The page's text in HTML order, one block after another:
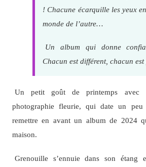
! Chacune écarquille les yeux
monde de l’autre…
Un album qui donne
Chacun est différent, chacun
Un petit goût de printemps avec
photographie fleurie, qui date un
remettre en avant un album de 2024
maison.
Grenouille s’ennuie dans son étang